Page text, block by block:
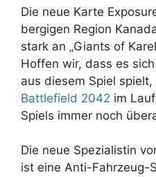
Die neue Karte
bergigen Region
stark an „Giants of
Hoffen wir, dass es
aus diesem Spiel
Battlefield 2042 im
Spiels immer noch
Die neue Spezialistin
ist eine Anti-Fahrzeug-